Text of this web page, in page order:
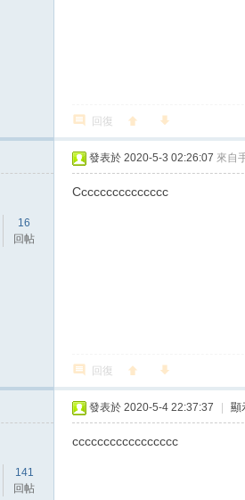
回復
16
回帖
發表於 2020-5-3 02:26:07 來自
Ccccccccccccccc
回復
141
回帖
發表於 2020-5-4 22:37:37 顯
ccccccccccccccccc